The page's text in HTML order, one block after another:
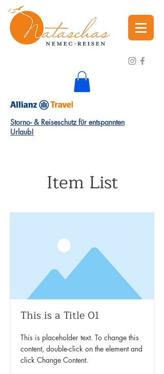
Storno- & Reiseschutz für entspannten
Urlaub!
Item List
This is a Title 01
This is placeholder text. To change this
content, double-click on the element and
click Change Content.